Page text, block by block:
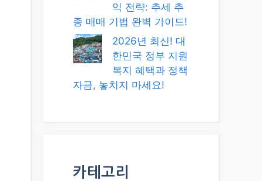
익 전략: 추세 추
종 매매 기법 완벽 가이드!
2026년 최신! 대
한민국 정부 지원
복지 혜택과 정책
자금, 놓치지 마세요!
카테고리